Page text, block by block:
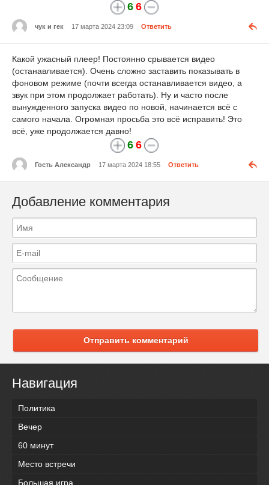
6 6
чук и гек 17 марта 2024 23:09 Ответить
Какой ужасный плеер! Постоянно срывается видео
(останавливается). Очень сложно заставить показывать в
фоновом режиме (почти всегда останавливается видео, а
звук при этом продолжает работать). Ну и часто после
вынужденного запуска видео по новой, начинается всё с
самого начала. Огромная просьба это всё исправить! Это
всё, уже продолжается давно!
6 6
Гость Александр 17 марта 2024 18:55 Ответить
Добавление комментария
Отправить комментарий
Навигация
Политика
Вечер
60 минут
Место встречи
Большая игра